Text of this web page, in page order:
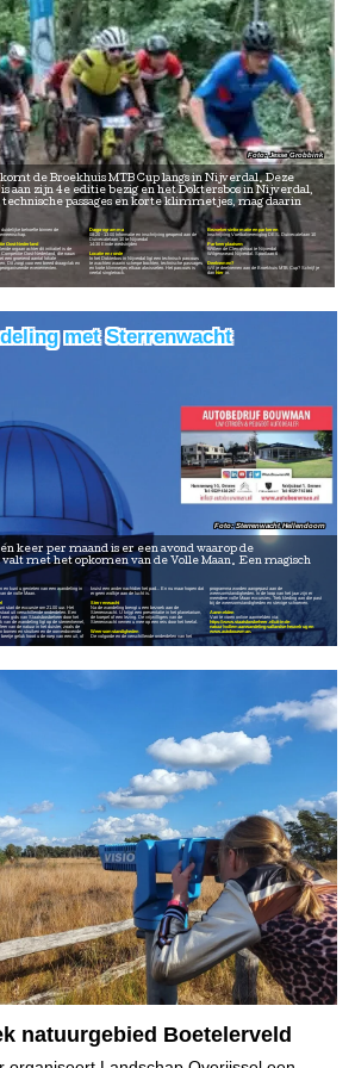
aan zijn 4e editie bezig en het Doktersbos in Nijverdal,
passages en korte klimmetjes, mag daarin
duidelijke behoefte binnen de
Oost-Nederland
orgaan achter dit initiatief is de
Oost-Nederland, die nauw
een groeiend aantal lokale
Dit zorgt voor een breed draagvlak en
evenementen.
Dagprogramma
08:20 - 13:00 Informatie en inschrijving geopend aan de
Duivecatelaan 10 te Nijverdal
14:30 Einde wedstrijden
Locatie en ronde
In het Dokterbos in Nijverdal ligt een technisch parcours
te wachten waarin scherpe bochten, technische passages
en korte klimmetjes elkaar afwisselen. Het parcours is
veelal singletrack.
Bezoekersinformatie en parkeren
Inschrijving Voetbalvereniging DES. Duivecatelaan 10
Parkeerplaatsen:
Willem de Clercqstraat te Nijverdal
Wilgenweard Nijverdal. Sportlaan 6
Deelnemen?
Wil je deelnemen aan de Broekhuis MTB Cup? Schrijf je
dan hierin.
Jesse Grobbink
met Sterrenwacht
valt met het opkomen van de Volle Maan. Een magisch
en kunt u genieten van een wandeling in
de volle Maan.
start de excursie om 21.00 uur. Het
uit verschillende onderdelen. Een
een gids van Staatsbosbeheer door het
van de wandeling ligt op de sterrenhemel,
van de natuur in het duister, zoals de
bomen en struiken en de oorverdovende
beetje geluk hoort u de roep van een uil, of
kruist een ander nachtdier het pad... En nu maar hopen dat
er geen wolkje aan de lucht is.
Sterrenwacht
Na de wandeling brengt u een bezoek aan de
Sterrenwacht. U krijgt een presentatie in het planetarium,
de koepel of een lezing. De vrijwilligers van de
Sterrenwacht nemen u mee op een reis door het heelal.
Weersomstandigheden
De volgorde en de verschillende onderdelen van het
programma worden aangepast aan de
weersomstandigheden. In de loop van het jaar zijn er
meerdere volle Maan excursies. Trek kleding aan die past
bij de weersomstandigheden en stevige schoenen.
Aanmelden
Van te voren online aanmelden via:
https://www.staatsbosbeheer.nl/uit-in-de-
natuur/vollemaanwandeling-sallandse-heuvelrugen
www.autobouwman.
Sterrenwacht Hellendoorn
natuurgebied Boetelerveld